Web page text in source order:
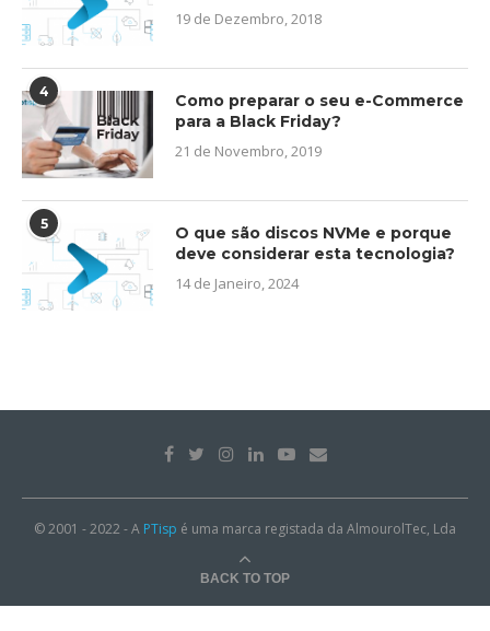
19 de Dezembro, 2018
4
Como preparar o seu e-Commerce
para a Black Friday?
21 de Novembro, 2019
5
O que são discos NVMe e porque
deve considerar esta tecnologia?
14 de Janeiro, 2024
© 2001 - 2022 - A PTisp é uma marca registada da AlmourolTec, Lda
BACK TO TOP